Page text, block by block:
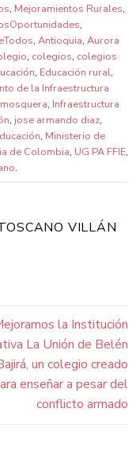
, Mejoramientos Rurales,
,
, Antioquia, Aurora
, colegios, colegios
, Educación rural,
de la Infraestructura
, Infraestructura
, jose armando diaz,
, Ministerio de
de Colombia, UG PA FFIE,
.
VILLÁN
la Institución
La Unión de Belén
un colegio creado
enseñar a pesar del
conflicto armado